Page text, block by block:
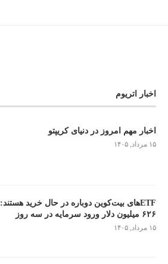
اخبار اتریوم
اخبار مهم امروز در دنیای کریپتو
۱۵ مرداد, ۱۴۰۵
ETFهای بیت‌کوین دوباره در حال خرید هستند:
۶۲۶ میلیون دلار ورود سرمایه در سه روز
۱۵ مرداد, ۱۴۰۵